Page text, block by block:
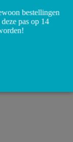
bestellingen
pas op 14